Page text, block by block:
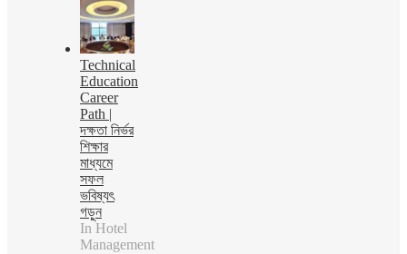
Technical
Education
Career
Path |
দক্ষতা নির্ভর
শিক্ষার
মাধ্যমে
সফল
ভবিষ্যৎ
গড়ুন
In Hotel
Management